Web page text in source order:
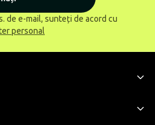
de e-mail, sunteți de acord cu
personal